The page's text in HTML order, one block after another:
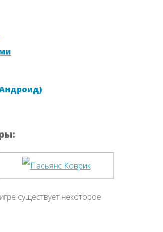
существует некоторое